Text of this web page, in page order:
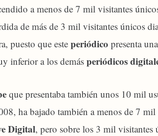
a menos de 7 mil visitantes
de más de 3 mil visitantes únicos
puesto que esteperiódico presenta
inferior a los demásperiódicos
que presentaba también unos 10 mil
ha bajado también a menos de 7
Digital, pero sobre los 3 mil visitantes